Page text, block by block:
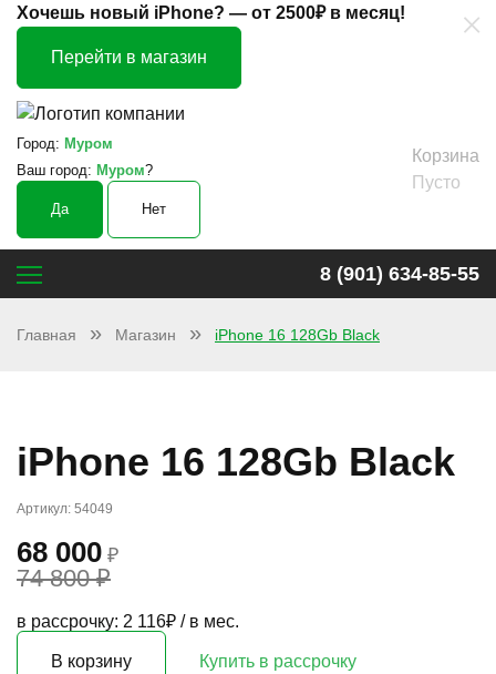
Хочешь новый iPhone? — от 2500₽ в месяц!
Перейти в магазин
Город: Муром
Ваш город: Муром?
Да Нет
Корзина
Пусто
8 (901) 634-85-55
Главная Магазин iPhone 16 128Gb Black
iPhone 16 128Gb Black
Артикул: 54049
68 000 ₽
74 800 ₽
в рассрочку: 2 116₽ / в мес.
В корзину Купить в рассрочку
×